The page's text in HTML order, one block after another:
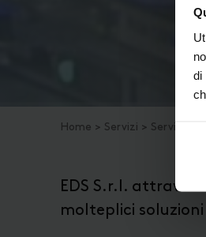
di
Home > Servizi > Servizi
EDS S.r.l.
molteplici soluzioni